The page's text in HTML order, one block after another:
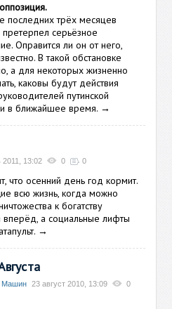
последних трёх месяцев
претерпел серьёзное
Оправится ли он от него,
В такой обстановке
а для некоторых жизненно
каковы будут действия
путинской
в ближайшее время. →
2011, 13:02 0 0
что осенний день год кормит.
всю жизнь, когда можно
к богатству
вперёд, а социальные лифты
→
Машин 23 август 2010, 13:09
0